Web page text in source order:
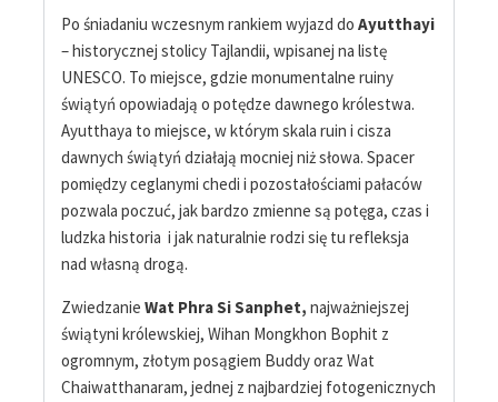
Po śniadaniu wczesnym rankiem wyjazd do Ayutthayi
– historycznej stolicy Tajlandii, wpisanej na listę
UNESCO. To miejsce, gdzie monumentalne ruiny
świątyń opowiadają o potędze dawnego królestwa.
Ayutthaya to miejsce, w którym skala ruin i cisza
dawnych świątyń działają mocniej niż słowa. Spacer
pomiędzy ceglanymi chedi i pozostałościami pałaców
pozwala poczuć, jak bardzo zmienne są potęga, czas i
ludzka historia i jak naturalnie rodzi się tu refleksja
nad własną drogą.
Zwiedzanie Wat Phra Si Sanphet, najważniejszej
świątyni królewskiej, Wihan Mongkhon Bophit z
ogromnym, złotym posągiem Buddy oraz Wat
Chaiwatthanaram, jednej z najbardziej fotogenicznych